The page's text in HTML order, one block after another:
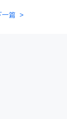
一篇 >